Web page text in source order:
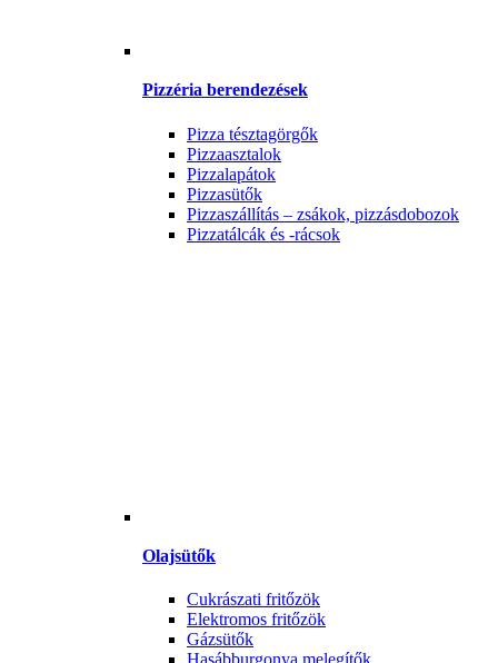
Pizzéria berendezések
Pizza tésztagörgők
Pizzaasztalok
Pizzalapátok
Pizzasütők
Pizzaszállítás – zsákok, pizzásdobozok
Pizzatálcák és -rácsok
Olajsütők
Cukrászati fritőzök
Elektromos fritőzök
Gázsütők